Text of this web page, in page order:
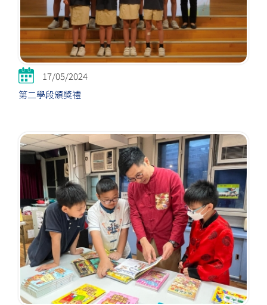
17/05/2024
第二學段頒獎禮